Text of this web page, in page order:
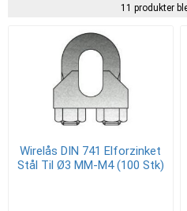
11 produkter
Wirelås DIN 741 Elforzinket
Stål Til Ø3 MM-M4 (100 Stk)